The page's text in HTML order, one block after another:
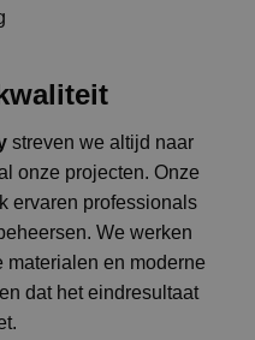
streven we altijd naar
onze projecten. Onze
ervaren professionals
We werken
en moderne
dat het eindresultaat